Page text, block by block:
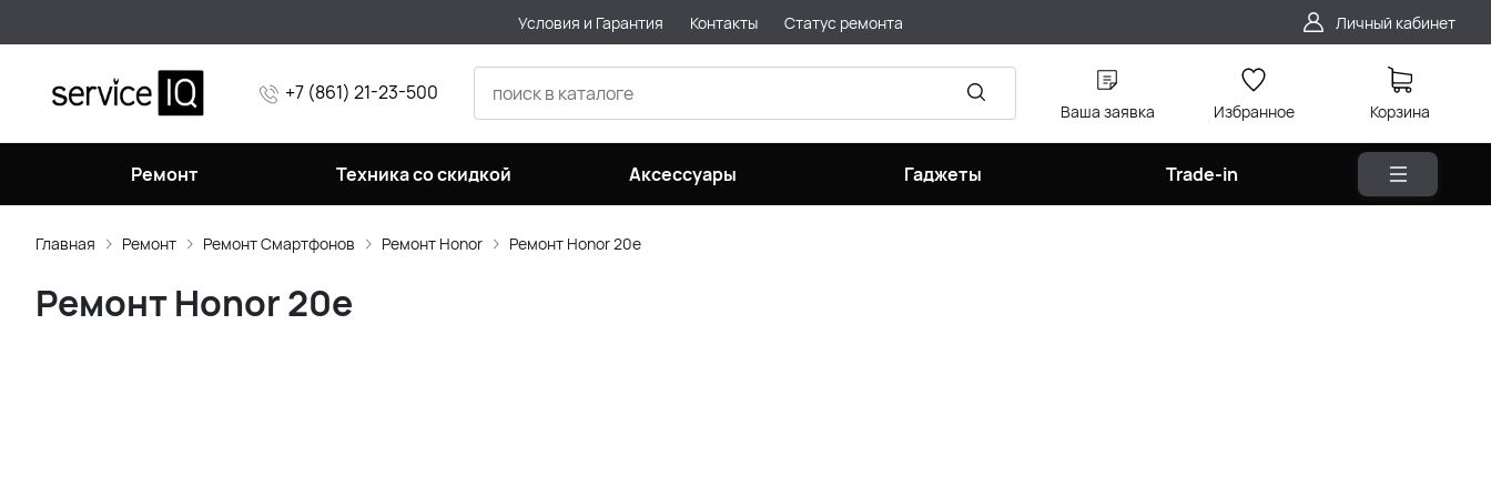
Условия и Гарантия Контакты Статус ремонта Личный кабинет
+7 (861) 21-23-500
Ваша заявка Избранное Корзина
Ремонт Техника со скидкой Аксессуары Гаджеты Trade-in
Главная Ремонт Ремонт Смартфонов Ремонт Honor Ремонт Honor 20e
Ремонт Honor 20e